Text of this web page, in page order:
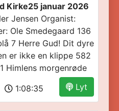
Kirke25 januar 2026
Jensen Organist:
Ole Smedegaard 136
7 Herre Gud! Dit dyre
er ikke en klippe 582
Himlens morgenrøde
Lyt
1:08:35